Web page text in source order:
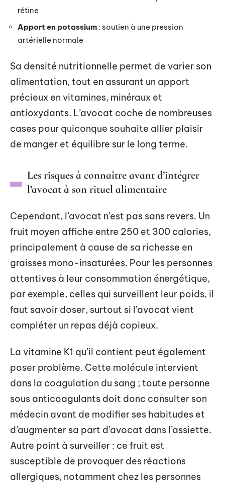
rétine
Apport en potassium : soutien à une pression
artérielle normale
Sa densité nutritionnelle permet de varier son
alimentation, tout en assurant un apport
précieux en vitamines, minéraux et
antioxydants. L’avocat coche de nombreuses
cases pour quiconque souhaite allier plaisir
de manger et équilibre sur le long terme.
Les risques à connaître avant d’intégrer
l’avocat à son rituel alimentaire
Cependant, l’avocat n’est pas sans revers. Un
fruit moyen affiche entre 250 et 300 calories,
principalement à cause de sa richesse en
graisses mono-insaturées. Pour les personnes
attentives à leur consommation énergétique,
par exemple, celles qui surveillent leur poids, il
faut savoir doser, surtout si l’avocat vient
compléter un repas déjà copieux.
La vitamine K1 qu’il contient peut également
poser problème. Cette molécule intervient
dans la coagulation du sang ; toute personne
sous anticoagulants doit donc consulter son
médecin avant de modifier ses habitudes et
d’augmenter sa part d’avocat dans l’assiette.
Autre point à surveiller : ce fruit est
susceptible de provoquer des réactions
allergiques, notamment chez les personnes